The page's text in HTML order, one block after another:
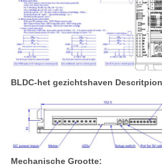
BLDC-het gezichtshaven
Mechanische Grootte: